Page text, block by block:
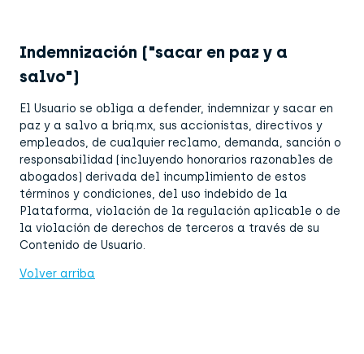
Indemnización ("sacar en paz y a
salvo")
El Usuario se obliga a defender, indemnizar y sacar en
paz y a salvo a briq.mx, sus accionistas, directivos y
empleados, de cualquier reclamo, demanda, sanción o
responsabilidad (incluyendo honorarios razonables de
abogados) derivada del incumplimiento de estos
términos y condiciones, del uso indebido de la
Plataforma, violación de la regulación aplicable o de
la violación de derechos de terceros a través de su
Contenido de Usuario.
Volver arriba